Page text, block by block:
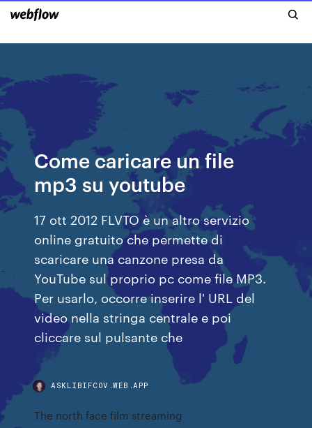
Come caricare un file
mp3 su youtube
17 ott 2012 FLVTO è un altro servizio
online gratuito che permette di
scaricare una canzone presa da
YouTube sul proprio pc come file MP3.
Per usarlo, occorre inserire l' URL del
video nella stringa centrale e poi
cliccare sul pulsante che
ASKLIBIFCOV.WEB.APP
The north face film streaming